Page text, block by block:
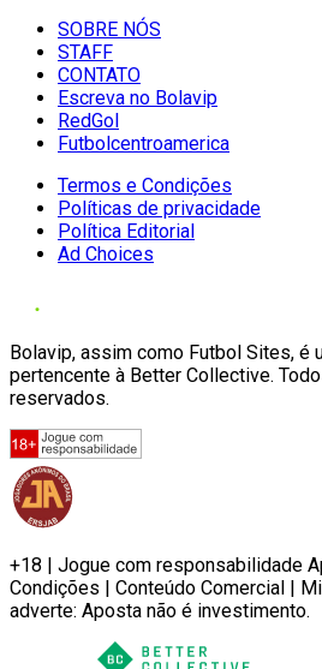
SOBRE NÓS
STAFF
CONTATO
Escreva no Bolavip
RedGol
Futbolcentroamerica
Termos e Condições
Políticas de privacidade
Política Editorial
Ad Choices
Bolavip, assim como Futbol Sites, é
pertencente à Better Collective.
reservados.
+18 | Jogue com responsabilidade
Condições | Conteúdo Comercial |
adverte: Aposta não é investimento.